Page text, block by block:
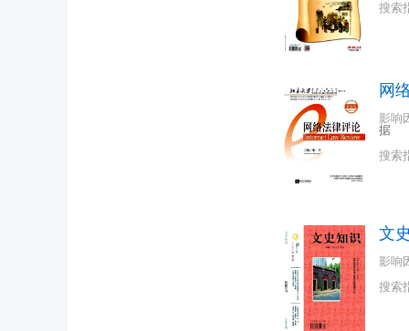
搜索
网
影响
据
搜索
文
影响
搜索